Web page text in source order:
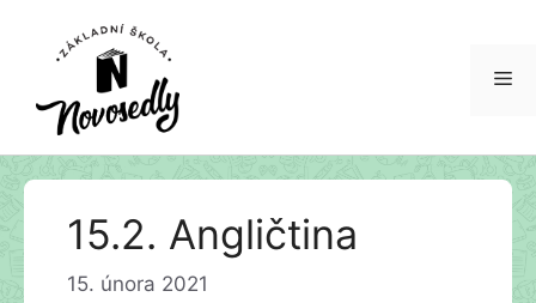
Přeskočit
15.2. Angličtina
15. února 2021